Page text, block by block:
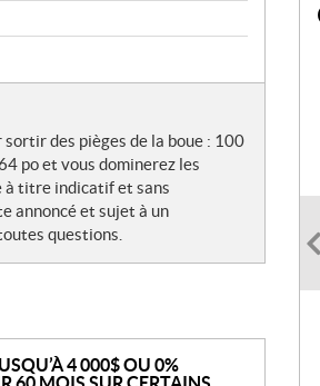
des pièges de la boue : 100
po et vous dominerez les
à titre indicatif et sans
annoncé et sujet à un
questions.
4 000$ OU 0%